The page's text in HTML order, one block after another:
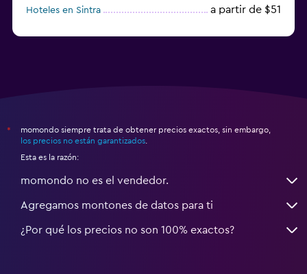
Hoteles en Sintra a partir de $51
*
momondo siempre trata de obtener precios exactos, sin embargo,
los precios no están garantizados
Esta es la razón:
momondo no es el vendedor.
Agregamos montones de datos para ti
¿Por qué los precios no son 100% exactos?